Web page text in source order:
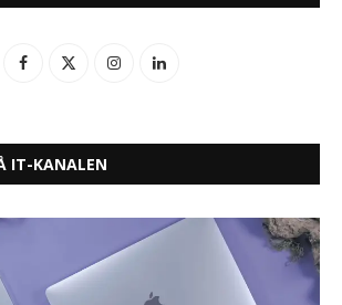
IT-KANALEN